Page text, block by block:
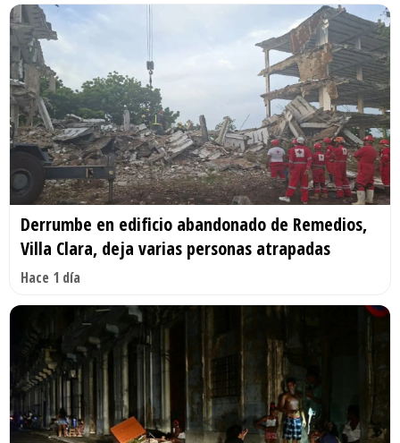
Derrumbe en edificio abandonado de Remedios,
Villa Clara, deja varias personas atrapadas
Hace 1 día